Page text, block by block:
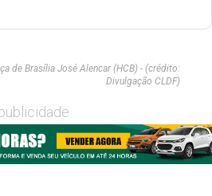
de Brasília José Alencar (HCB) - (crédito:
Divulgação CLDF)